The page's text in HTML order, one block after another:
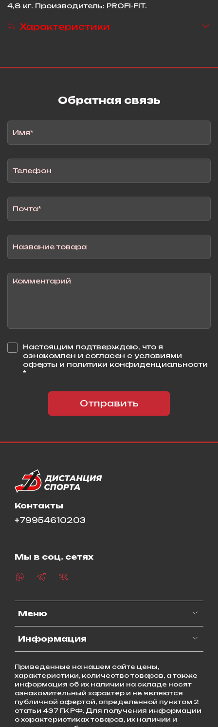
4,8 кг. Производитель: PROFI-FIT.
Характеристики
Обратная связь
Настоящим подтверждаю, что я
ознакомлен и согласен с условиями
оферты и политики конфиденциальности
*
Отправить
Меню
Информация
Контакты
+79954610203
Мы в соц. сетях
Приведенные на нашем сайте цены,
характеристики, количество товаров, а также
информация об их наличии на складе носят
ознакомительный характер и не являются
публичной офертой, определенной пунктом 2
статьи 437 ГК РФ. Для получения информации
о характеристиках товаров, их наличии и